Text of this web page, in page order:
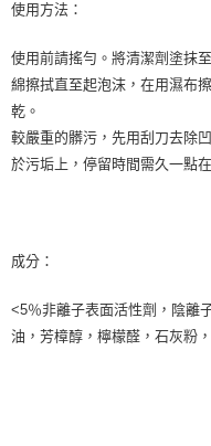
使用方法：
使用前請搖勻。將清潔劑塗抹
綿擦拭直至起泡沫，在用濕布
乾。
較嚴重的髒污，先用刮刀去除
於污垢上，停留時間需久一點
成分：
<5％非離子表面活性劑，陰離
油，芳樟醇，檸檬醛，石灰粉